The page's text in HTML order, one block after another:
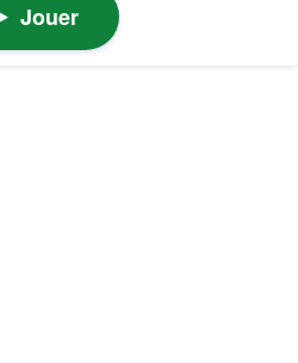
Jouer